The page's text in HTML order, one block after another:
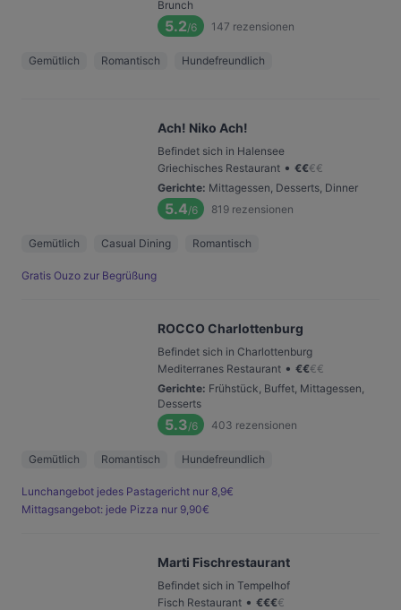
Brunch
5.2/6 147 rezensionen
Gemütlich Romantisch Hundefreundlich
Ach! Niko Ach!
Befindet sich in Halensee
Griechisches Restaurant • €€€€
Gerichte: Mittagessen, Desserts, Dinner
5.4/6 819 rezensionen
Gemütlich Casual Dining Romantisch
Gratis Ouzo zur Begrüßung
ROCCO Charlottenburg
Befindet sich in Charlottenburg
Mediterranes Restaurant • €€€€
Gerichte: Frühstück, Buffet, Mittagessen,
Desserts
5.3/6 403 rezensionen
Gemütlich Romantisch Hundefreundlich
Lunchangebot jedes Pastagericht nur 8,9€
Mittagsangebot: jede Pizza nur 9,90€
Marti Fischrestaurant
Befindet sich in Tempelhof
Fisch Restaurant • €€€€